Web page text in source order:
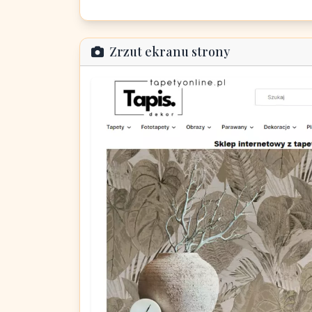
Zrzut ekranu strony